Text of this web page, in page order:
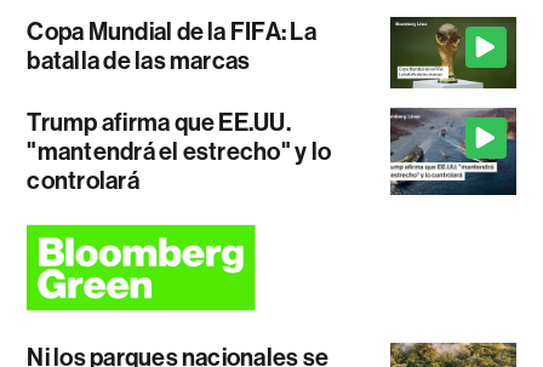
Copa Mundial de la FIFA: La
batalla de las marcas
Trump afirma que EE.UU.
"mantendrá el estrecho" y lo
controlará
Ni los parques nacionales se